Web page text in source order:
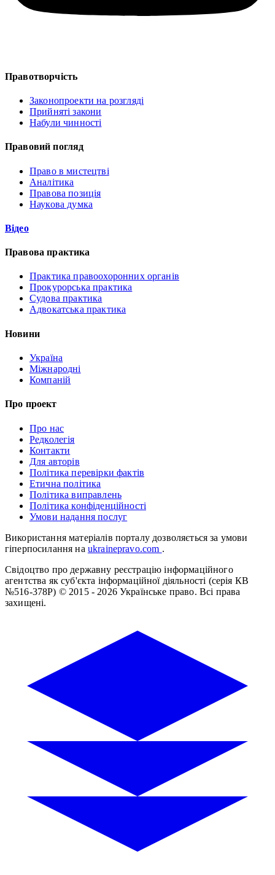
Правотворчість
Законопроекти на розгляді
Прийняті закони
Набули чинності
Правовий погляд
Право в мистецтві
Аналітика
Правова позиція
Наукова думка
Відео
Правова практика
Практика правоохоронних органів
Прокурорська практика
Судова практика
Адвокатська практика
Новини
Україна
Міжнародні
Компаній
Про проект
Про нас
Редколегія
Контакти
Для авторів
Політика перевірки фактів
Етична політика
Політика виправлень
Політика конфіденційності
Умови надання послуг
Використання матеріалів порталу дозволяється за умови
гіперпосилання на ukrainepravo.com .
Свідоцтво про державну реєстрацію інформаційного
агентства як суб'єкта інформаційної діяльності (серія КВ
№516-378Р) © 2015 - 2026 Українське право. Всі права
захищені.